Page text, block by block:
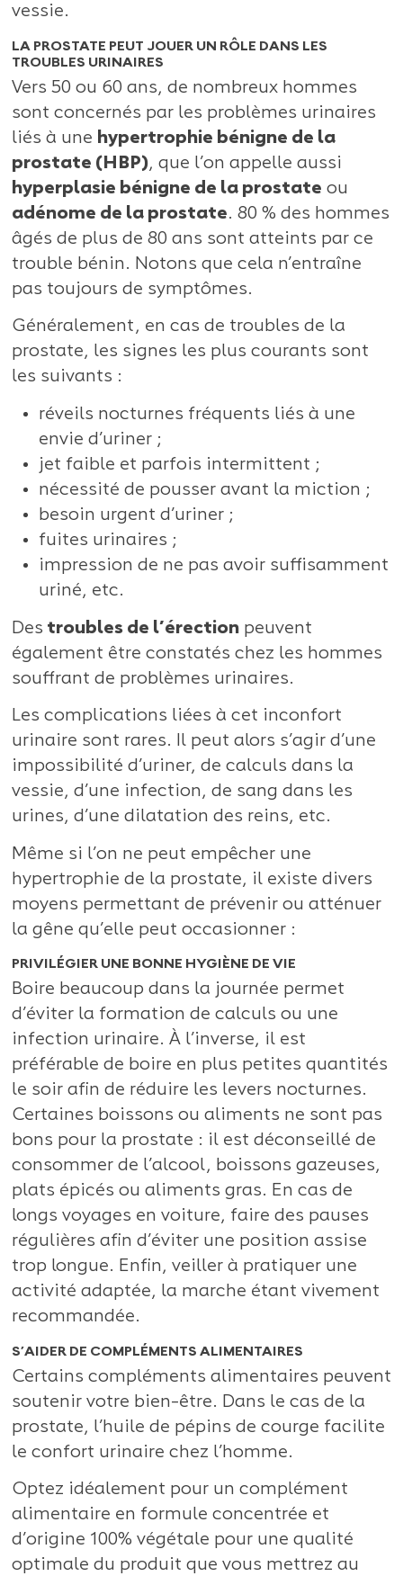
vessie.
LA PROSTATE PEUT JOUER UN RÔLE DANS LES
TROUBLES URINAIRES
Vers 50 ou 60 ans, de nombreux hommes
sont concernés par les problèmes urinaires
liés à une hypertrophie bénigne de la
prostate (HBP), que l’on appelle aussi
hyperplasie bénigne de la prostate ou
adénome de la prostate. 80 % des hommes
âgés de plus de 80 ans sont atteints par ce
trouble bénin. Notons que cela n’entraîne
pas toujours de symptômes.
Généralement, en cas de troubles de la
prostate, les signes les plus courants sont
les suivants :
réveils nocturnes fréquents liés à une
envie d’uriner ;
jet faible et parfois intermittent ;
nécessité de pousser avant la miction ;
besoin urgent d’uriner ;
fuites urinaires ;
impression de ne pas avoir suffisamment
uriné, etc.
Des troubles de l’érectionpeuvent
également être constatés chez les hommes
souffrant de problèmes urinaires.
Les complications liées à cet inconfort
urinaire sont rares. Il peut alors s’agir d’une
impossibilité d’uriner, de calculs dans la
vessie, d’une infection, de sang dans les
urines, d’une dilatation des reins, etc.
Même si l’on ne peut empêcher une
hypertrophie de la prostate, il existe divers
moyens permettant de prévenir ou atténuer
la gêne qu’elle peut occasionner :
PRIVILÉGIER UNE BONNE HYGIÈNE DE VIE
Boire beaucoup dans la journée permet
d’éviter la formation de calculs ou une
infection urinaire. À l’inverse, il est
préférable de boire en plus petites quantités
le soir afin de réduire les levers nocturnes.
Certaines boissons ou aliments ne sont pas
bons pour la prostate : il est déconseillé de
consommer de l’alcool, boissons gazeuses,
plats épicés ou aliments gras. En cas de
longs voyages en voiture, faire des pauses
régulières afin d’éviter une position assise
trop longue. Enfin, veiller à pratiquer une
activité adaptée, la marche étant vivement
recommandée.
S’AIDER DE COMPLÉMENTS ALIMENTAIRES
Certains compléments alimentaires peuvent
soutenir votre bien-être. Dans le cas de la
prostate, l’huile de pépins de courge facilite
le confort urinaire chez l’homme.
Optez idéalement pour un complément
alimentaire en formule concentrée et
d’origine 100% végétale pour une qualité
optimale du produit que vous mettrez au